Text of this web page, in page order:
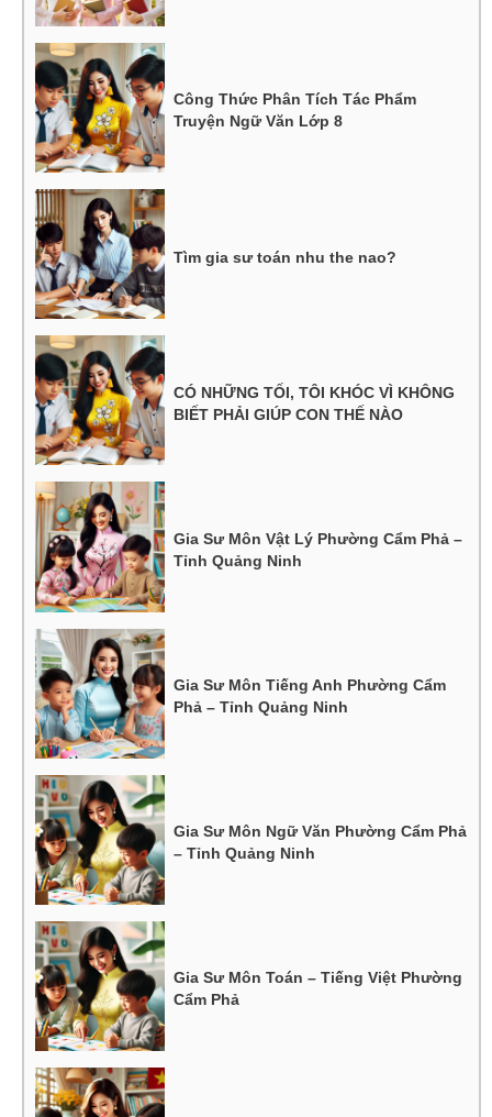
Công Thức Phân Tích Tác Phẩm
Truyện Ngữ Văn Lớp 8
Tìm gia sư toán nhu the nao?
CÓ NHỮNG TỐI, TÔI KHÓC VÌ KHÔNG
BIẾT PHẢI GIÚP CON THẾ NÀO
Gia Sư Môn Vật Lý Phường Cẩm Phả –
Tỉnh Quảng Ninh
Gia Sư Môn Tiếng Anh Phường Cẩm
Phả – Tỉnh Quảng Ninh
Gia Sư Môn Ngữ Văn Phường Cẩm Phả
– Tỉnh Quảng Ninh
Gia Sư Môn Toán – Tiếng Việt Phường
Cẩm Phả